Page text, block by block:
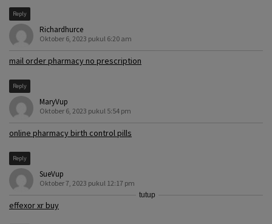
Reply
Richardhurce
Oktober 6, 2023 pukul 6:20 am
mail order pharmacy no prescription
Reply
MaryVup
Oktober 6, 2023 pukul 5:54 pm
online pharmacy birth control pills
Reply
SueVup
Oktober 7, 2023 pukul 12:17 pm
effexor xr buy
tutup